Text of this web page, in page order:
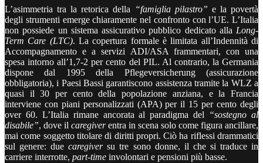
L’asimmetria tra la retorica della “famiglia pilastro” e la povertà
degli strumenti emerge chiaramente nel confronto con l’UE. L’Italia
non possiede un sistema assicurativo pubblico dedicato alla Long-
Term Care (LTC). La copertura formale è limitata all’Indennità di
Accompagnamento e a servizi ADI/ASA frammentari, con una
spesa intorno all’1,7-2 per cento del PIL. Al contrario, la Germania
dispone dal 1995 della Pflegeversicherung (assicurazione
obbligatoria), i Paesi Bassi garantiscono assistenza tramite la WLZ a
quasi il 30 per cento della popolazione anziana, e la Francia
interviene con piani personalizzati (APA) per il 15 per cento degli
over 60. L’Italia rimane ancorata al paradigma del
“sostegno al
disabile”, dove il caregiverentra in scena solo come figura ancillare,
mai come soggetto titolare di diritti propri. Ciò ha riflessi drammatici
sul genere: duecaregiversu tre sono donne, il che si traduce in
carriere interrotte, part-time involontari e pensioni più basse.